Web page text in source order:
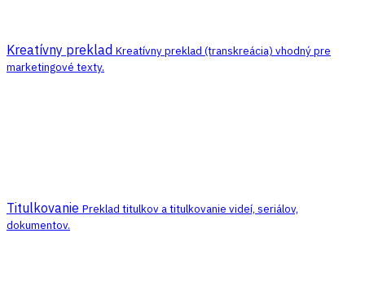
Kreatívny preklad Kreatívny preklad (transkreácia) vhodný pre
marketingové texty.
Titulkovanie Preklad titulkov a titulkovanie videí, seriálov,
dokumentov.